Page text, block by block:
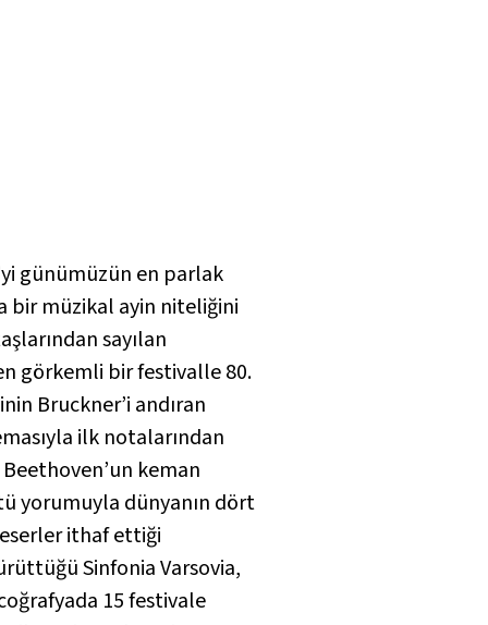
günümüzün en parlak
bir müzikal ayin niteliğini
sayılan
görkemli bir festivalle 80.
Bruckner’i andıran
ilk notalarından
keman
yorumuyla dünyanın dört
ithaf ettiği
Sinfonia Varsovia,
15 festivale